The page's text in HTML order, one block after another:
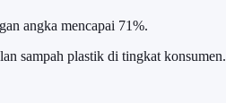
angka mencapai 71%.
sampah plastik di tingkat konsumen.